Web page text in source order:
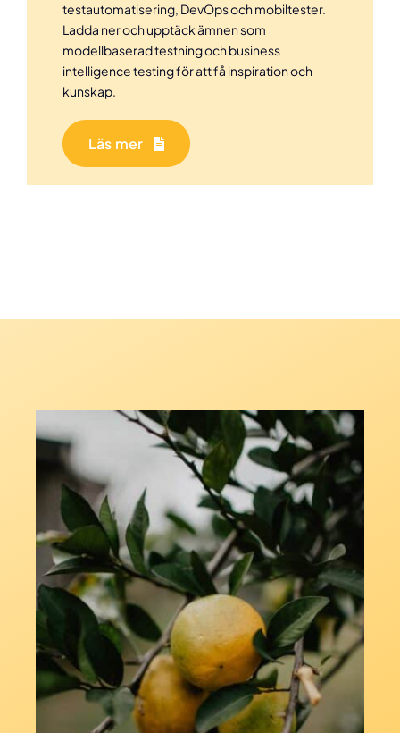
testautomatisering, DevOps och mobiltester.
Ladda ner och upptäck ämnen som
modellbaserad testning och business
intelligence testing för att få inspiration och
kunskap.
Läs mer